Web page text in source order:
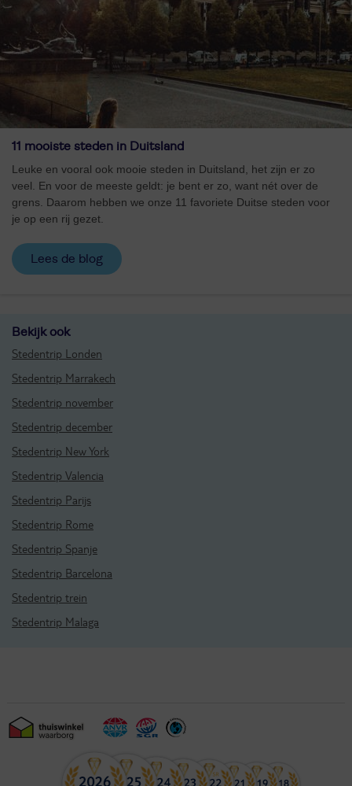
11 mooiste steden in Duitsland
Leuke en vooral ook mooie steden in Duitsland, het zijn er zo
veel. En voor de meeste geldt: je bent er zo, want nét over de
grens. Daarom hebben we onze 11 favoriete Duitse steden voor
je op een rij gezet.
Lees de blog
Bekijk ook
Stedentrip Londen
Stedentrip Marrakech
Stedentrip november
Stedentrip december
Stedentrip New York
Stedentrip Valencia
Stedentrip Parijs
Stedentrip Rome
Stedentrip Spanje
Stedentrip Barcelona
Stedentrip trein
Stedentrip Malaga